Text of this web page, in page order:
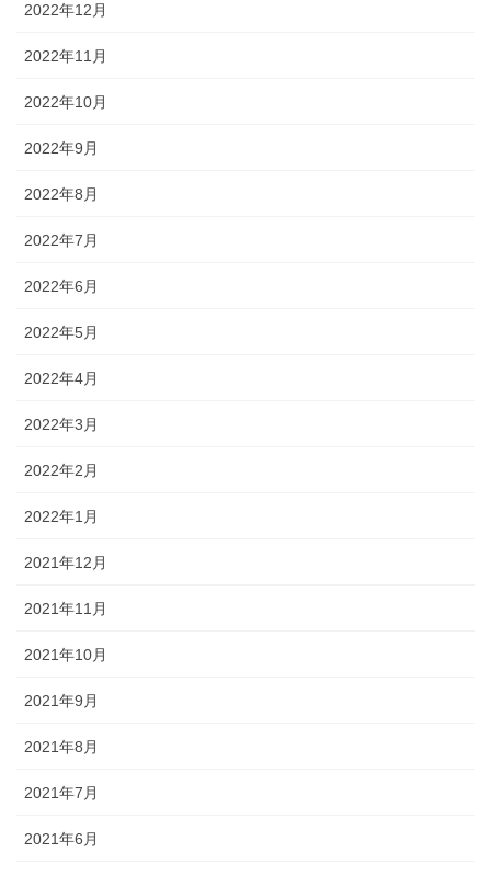
2022年12月
2022年11月
2022年10月
2022年9月
2022年8月
2022年7月
2022年6月
2022年5月
2022年4月
2022年3月
2022年2月
2022年1月
2021年12月
2021年11月
2021年10月
2021年9月
2021年8月
2021年7月
2021年6月